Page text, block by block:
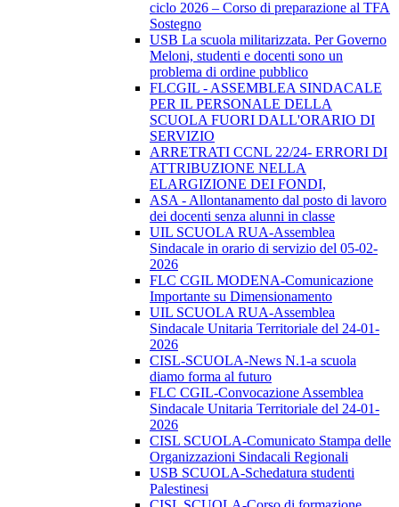
ciclo 2026 – Corso di preparazione al TFA
Sostegno
USB La scuola militarizzata. Per Governo
Meloni, studenti e docenti sono un
problema di ordine pubblico
FLCGIL - ASSEMBLEA SINDACALE
PER IL PERSONALE DELLA
SCUOLA FUORI DALL'ORARIO DI
SERVIZIO
ARRETRATI CCNL 22/24- ERRORI DI
ATTRIBUZIONE NELLA
ELARGIZIONE DEI FONDI,
ASA - Allontanamento dal posto di lavoro
dei docenti senza alunni in classe
UIL SCUOLA RUA-Assemblea
Sindacale in orario di servizio del 05-02-
2026
FLC CGIL MODENA-Comunicazione
Importante su Dimensionamento
UIL SCUOLA RUA-Assemblea
Sindacale Unitaria Territoriale del 24-01-
2026
CISL-SCUOLA-News N.1-a scuola
diamo forma al futuro
FLC CGIL-Convocazione Assemblea
Sindacale Unitaria Territoriale del 24-01-
2026
CISL SCUOLA-Comunicato Stampa delle
Organizzazioni Sindacali Regionali
USB SCUOLA-Schedatura studenti
Palestinesi